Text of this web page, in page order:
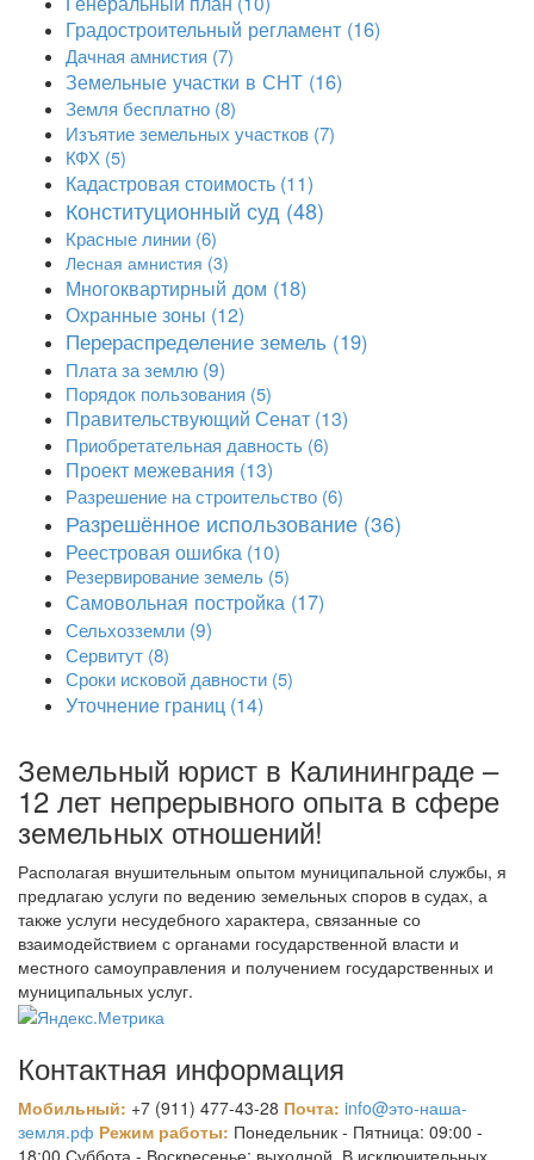
Градостроительный регламент (16)
Дачная амнистия (7)
Земельные участки в СНТ (16)
Земля бесплатно (8)
Изъятие земельных участков (7)
КФХ (5)
Кадастровая стоимость (11)
Конституционный суд (48)
Красные линии (6)
Лесная амнистия (3)
Многоквартирный дом (18)
Охранные зоны (12)
Перераспределение земель (19)
Плата за землю (9)
Порядок пользования (5)
Правительствующий Сенат (13)
Приобретательная давность (6)
Проект межевания (13)
Разрешение на строительство (6)
Разрешённое использование (36)
Реестровая ошибка (10)
Резервирование земель (5)
Самовольная постройка (17)
Сельхозземли (9)
Сервитут (8)
Сроки исковой давности (5)
Уточнение границ (14)
Земельный юрист в Калининграде –
12 лет непрерывного опыта в сфере
земельных отношений!
Располагая внушительным опытом муниципальной службы, я
предлагаю услуги по ведению земельных споров в судах, а
также услуги несудебного характера, связанные со
взаимодействием с органами государственной власти и
местного самоуправления и получением государственных и
муниципальных услуг.
Контактная информация
Мобильный: +7 (911) 477-43-28 Почта: info@это-наша-
земля.рф Режим работы: Понедельник - Пятница: 09:00 -